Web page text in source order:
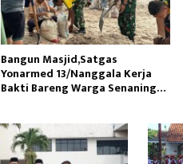
Personil Polres Sinjai
Laksanakan Korvei Usai Apel
Pagi, Peduli lingkungan